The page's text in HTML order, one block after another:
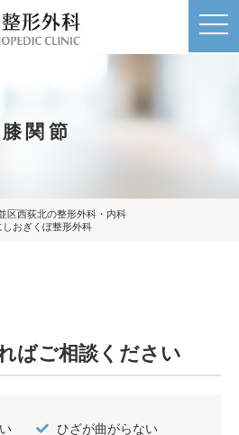
t
o
i
膝関節
区西荻北の整形外科・内科
しおぎくぼ整形外科
ばご相談ください
ひざが曲がらない